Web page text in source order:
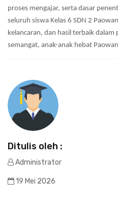
proses mengajar, serta dasar
seluruh siswa Kelas 6 SDN 2
kelancaran, dan hasil terbaik dalam
semangat, anak-anak hebat
Ditulis oleh :
Administrator
19 Mei 2026